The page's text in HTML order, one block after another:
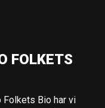
FOLKETS
Bio har vi